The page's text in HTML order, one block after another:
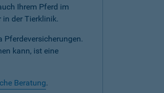
Ihrem Pferd im
der Tierklinik.
Pferdeversicherungen.
kann, ist eine
Beratung.